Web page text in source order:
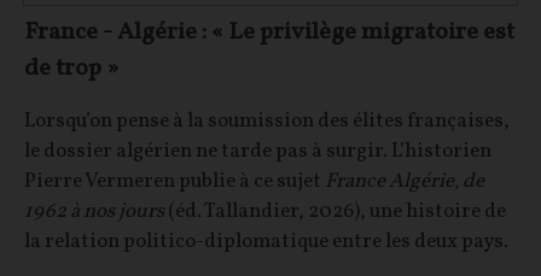
France - Algérie : « Le privilège migratoire est
de trop »
Lorsqu’on pense à la soumission des élites françaises,
le dossier algérien ne tarde pas à surgir. L’historien
Pierre Vermeren publie à ce sujet France Algérie, de
1962 à nos jours(éd. Tallandier, 2026), une histoire de
la relation politico-diplomatique entre les deux pays.